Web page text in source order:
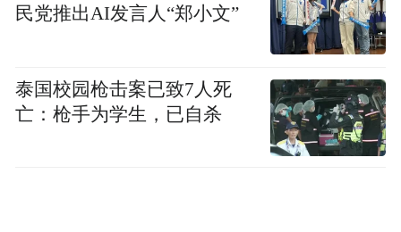
民党推出AI发言人“郑小文”
泰国校园枪击案已致7人死
亡：枪手为学生，已自杀